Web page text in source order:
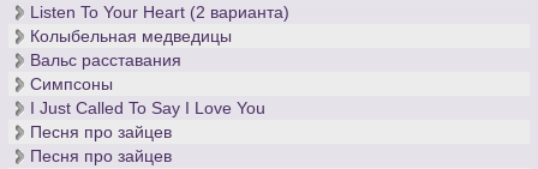
Listen To Your Heart (2 варианта)
Колыбельная медведицы
Вальс расставания
Симпсоны
I Just Called To Say I Love You
Песня про зайцев
Песня про зайцев